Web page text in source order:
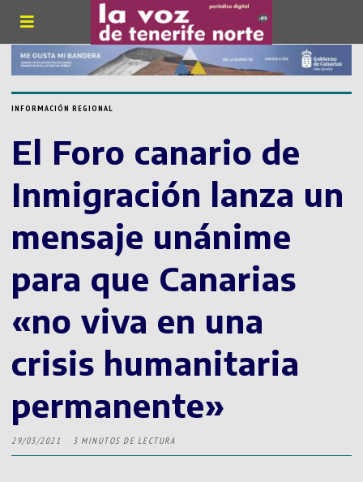
INFORMACIÓN REGIONAL
El Foro canario de
Inmigración lanza un
mensaje unánime
para que Canarias
«no viva en una
crisis humanitaria
permanente»
29/03/2021 3 MINUTOS DE LECTURA